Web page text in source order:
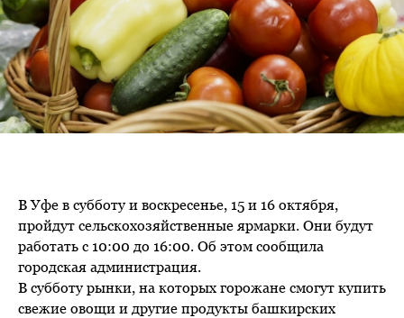
В Уфе в субботу и воскресенье, 15 и 16 октября,
пройдут сельскохозяйственные ярмарки. Они будут
работать с 10:00 до 16:00. Об этом сообщила
городская администрация.
В субботу рынки, на которых горожане смогут купить
свежие овощи и другие продукты башкирских